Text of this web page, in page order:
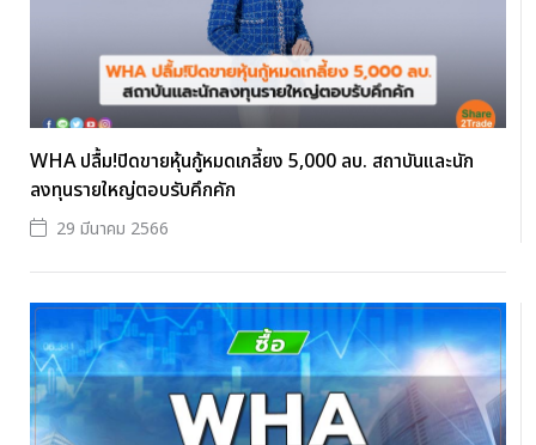
WHA ปลื้ม!ปิดขายหุ้นกู้หมดเกลี้ยง 5,000 ลบ. สถาบันและนัก
ลงทุนรายใหญ่ตอบรับคึกคัก
29 มีนาคม 2566